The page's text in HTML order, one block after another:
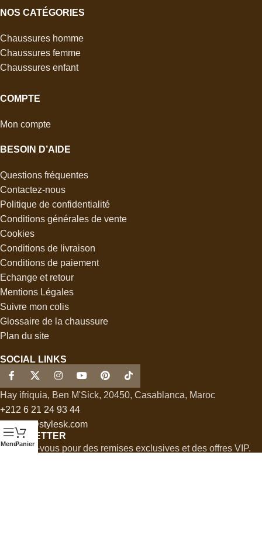
NOS CATÉGORIES
Chaussures homme
Chaussures femme
Chaussures enfant
COMPTE
Mon compte
BESOIN D’AIDE
Questions fréquentes
Contactez-nous
Politique de confidentialité
Conditions générales de vente
Cookies
Conditions de livraison
Conditions de paiement
Echange et retour
Mentions Légales
Suivre mon colis
Glossaire de la chaussure
Plan du site
SOCIAL LINKS
Hay ifriquia, Ben M'Sick, 20450, Casablanca, Maroc
+212 6 21 24 93 44
contact@stylesk.com
NEWSLETTER
Inscrivez-vous pour des remises exclusives et des offres VIP.
MenuPanier